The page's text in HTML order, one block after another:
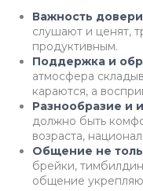
Важность
слушают и ценят,
продуктивным.
Поддержка и
атмосфера
караются, а
Разнообразие и
должно быть
возраста,
Общение не
брейки,
общение